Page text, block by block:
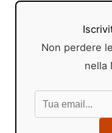
Non perdere
nella